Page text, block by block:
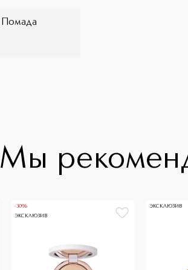
Помада
Мы
-30%
ЭКСКЛЮЗИВ
ЭКСКЛЮЗИВ